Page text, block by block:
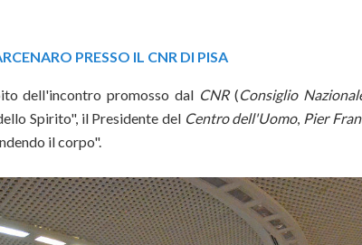
PRESSO IL CNR DI PISA
dell'incontro promosso dal CNR(Consiglio
Spirito", il Presidente del Centro dell'Uomo, Pier
il corpo".